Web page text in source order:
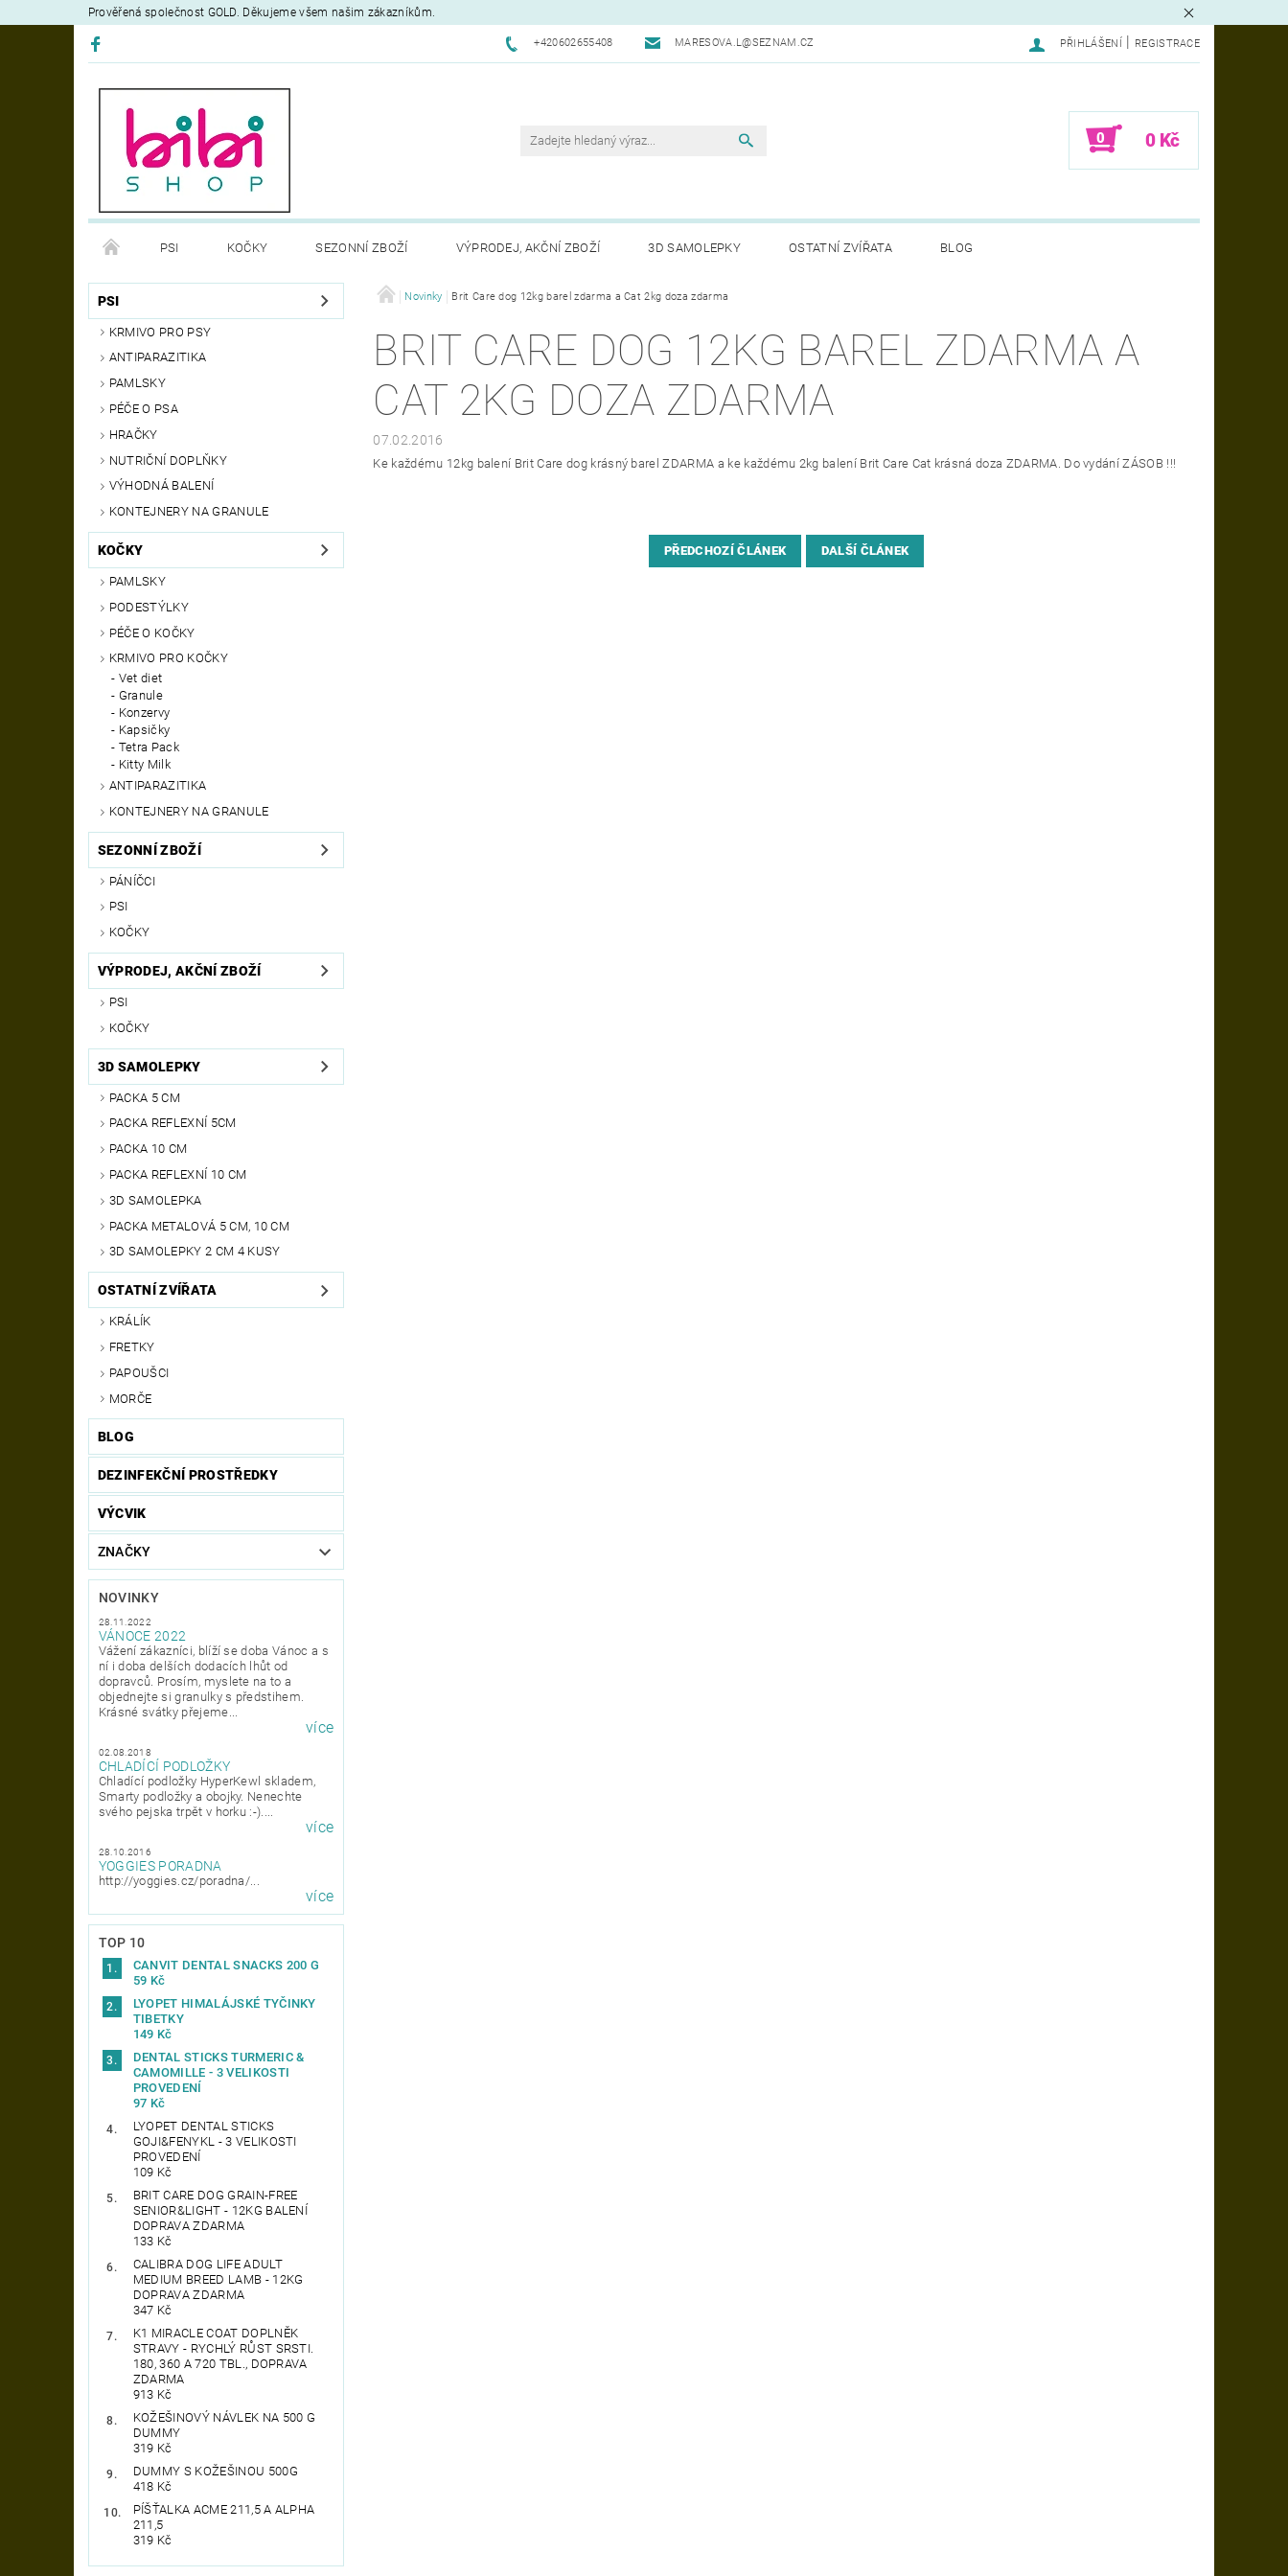
Prověřená společnost GOLD. Děkujeme všem našim zákazníkům.
+420602655408 MARESOVA.L@SEZNAM.CZ PŘIHLÁŠENÍ REGISTRACE
0 0 Kč
PSI KOČKY SEZONNÍ ZBOŽÍ VÝPRODEJ, AKČNÍ ZBOŽÍ 3D SAMOLEPKY OSTATNÍ ZVÍŘATA BLOG
DEZINFEKČNÍ PROSTŘEDKY VÝCVIK OBCHODNÍ PODMÍNKY NAPIŠTE NÁM KONTAKTY
PSI
KRMIVO PRO PSY
ANTIPARAZITIKA
PAMLSKY
PÉČE O PSA
HRAČKY
NUTRIČNÍ DOPLŇKY
VÝHODNÁ BALENÍ
KONTEJNERY NA GRANULE
KOČKY
PAMLSKY
PODESTÝLKY
PÉČE O KOČKY
KRMIVO PRO KOČKY
Vet diet
Granule
Konzervy
Kapsičky
Tetra Pack
Kitty Milk
ANTIPARAZITIKA
KONTEJNERY NA GRANULE
SEZONNÍ ZBOŽÍ
PÁNÍČCI
PSI
KOČKY
VÝPRODEJ, AKČNÍ ZBOŽÍ
PSI
KOČKY
3D SAMOLEPKY
PACKA 5 CM
PACKA REFLEXNÍ 5CM
PACKA 10 CM
PACKA REFLEXNÍ 10 CM
3D SAMOLEPKA
PACKA METALOVÁ 5 CM, 10 CM
3D SAMOLEPKY 2 CM 4 KUSY
OSTATNÍ ZVÍŘATA
KRÁLÍK
FRETKY
PAPOUŠCI
MORČE
BLOG
DEZINFEKČNÍ PROSTŘEDKY
VÝCVIK
ZNAČKY
NOVINKY
28.11.2022
VÁNOCE 2022
Vážení zákazníci, blíží se doba Vánoc a s
ní i doba delších dodacích lhůt od
dopravců. Prosím, myslete na to a
objednejte si granulky s předstihem.
Krásné svátky přejeme...
více
02.08.2018
CHLADÍCÍ PODLOŽKY
Chladící podložky HyperKewl skladem,
Smarty podložky a obojky. Nenechte
svého pejska trpět v horku :-)....
více
28.10.2016
YOGGIES PORADNA
http://yoggies.cz/poradna/...
více
TOP 10
CANVIT DENTAL SNACKS 200 G
59 Kč
LYOPET HIMALÁJSKÉ TYČINKY
TIBETKY
149 Kč
DENTAL STICKS TURMERIC &
CAMOMILLE - 3 VELIKOSTI
PROVEDENÍ
97 Kč
LYOPET DENTAL STICKS
GOJI&FENYKL - 3 VELIKOSTI
PROVEDENÍ
109 Kč
BRIT CARE DOG GRAIN-FREE
SENIOR&LIGHT - 12KG BALENÍ
DOPRAVA ZDARMA
133 Kč
CALIBRA DOG LIFE ADULT
MEDIUM BREED LAMB - 12KG
DOPRAVA ZDARMA
347 Kč
K1 MIRACLE COAT DOPLNĚK
STRAVY - RYCHLÝ RŮST SRSTI.
180, 360 A 720 TBL., DOPRAVA
ZDARMA
913 Kč
KOŽEŠINOVÝ NÁVLEK NA 500 G
DUMMY
319 Kč
DUMMY S KOŽEŠINOU 500G
418 Kč
PÍŠŤALKA ACME 211,5 A ALPHA
211,5
319 Kč
Novinky Brit Care dog 12kg barel zdarma a Cat 2kg doza zdarma
BRIT CARE DOG 12KG BAREL ZDARMA A
CAT 2KG DOZA ZDARMA
07.02.2016
Ke každému 12kg balení Brit Care dog krásný barel ZDARMA a ke každému 2kg balení Brit Care Cat krásná doza ZDARMA. Do vydání ZÁSOB !!!
PŘEDCHOZÍ ČLÁNEK DALŠÍ ČLÁNEK